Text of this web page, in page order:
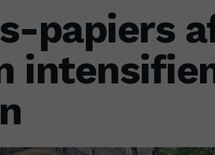
papiers